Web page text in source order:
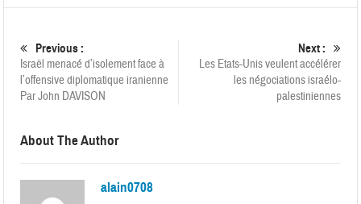
Previous :
Israël menacé d’isolement face à
l’offensive diplomatique iranienne
Par John DAVISON
Next :
Les Etats-Unis veulent accélérer
les négociations israélo-
palestiniennes
About The Author
alain0708